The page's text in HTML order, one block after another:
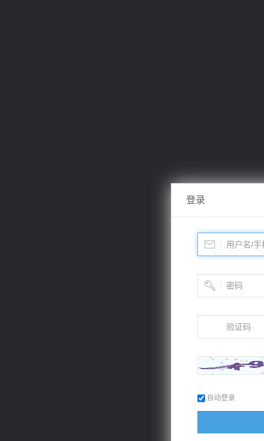
登录
自动登录